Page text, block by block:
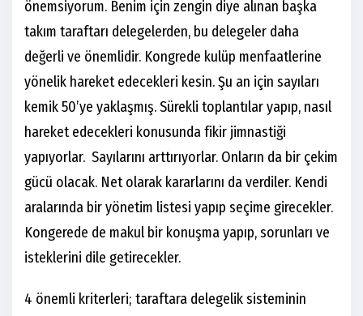
önemsiyorum. Benim için zengin diye alınan başka
takım taraftarı delegelerden, bu delegeler daha
değerli ve önemlidir. Kongrede kulüp menfaatlerine
yönelik hareket edecekleri kesin. Şu an için sayıları
kemik 50’ye yaklaşmış. Sürekli toplantılar yapıp, nasıl
hareket edecekleri konusunda fikir jimnastiği
yapıyorlar. Sayılarını arttırıyorlar. Onların da bir çekim
gücü olacak. Net olarak kararlarını da verdiler. Kendi
aralarında bir yönetim listesi yapıp seçime girecekler.
Kongerede de makul bir konuşma yapıp, sorunları ve
isteklerini dile getirecekler.
4 önemli kriterleri; taraftara delegelik sisteminin